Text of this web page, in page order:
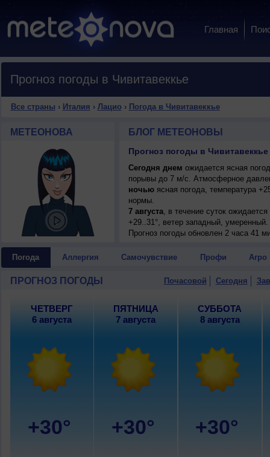
Главная
Прогноз погоды в Чивитавеккье
Все страны › Италия › Лацио › Погода в Чивитавеккье
МЕТЕОНОВА БЛОГ МЕТЕОНОВЫ
Прогноз погоды в Чивитавеккье
Сегодня днем ожидается ясная
порывы до 7 м/с. Атмосферное
ночьюясная погода, температура
нормы.
7 августа, в течение суток
+29..31°, ветер западный, умеренный.
8 августа, ожидается ясная погода;
9 августа, в течение суток
10 августа, ожидается ясная погода;
западный, умеренный.
Прогноз погоды обновлен 2 часа 41
Погода Аллергия Самочувствие Профи Агро
ПРОГНОЗ ПОГОДЫ Почасовой Сегодня
ЧЕТВЕРГ
6 августа
+30°
ПЯТНИЦА
7 августа
+30°
СУББОТА
8 августа
+30°